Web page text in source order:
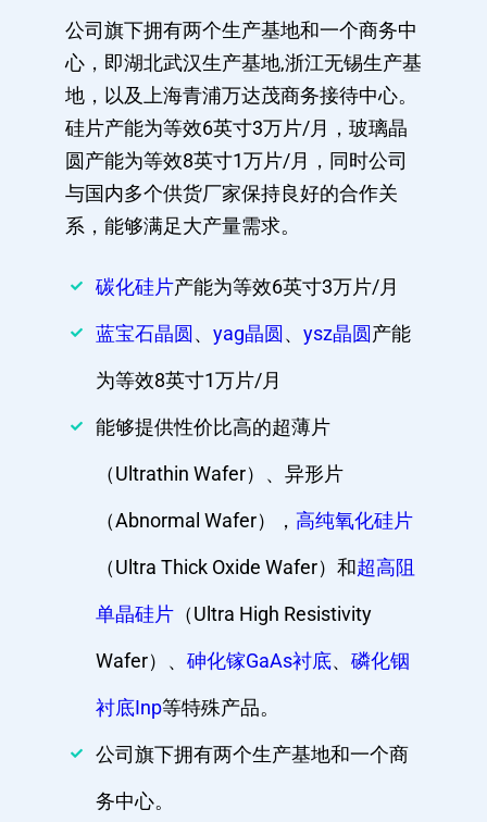
公司旗下拥有两个生产基地和一个商务中
心，即湖北武汉生产基地,浙江无锡生产基
地，以及上海青浦万达茂商务接待中心。
硅片产能为等效6英寸3万片/月，玻璃晶
圆产能为等效8英寸1万片/月，同时公司
与国内多个供货厂家保持良好的合作关
系，能够满足大产量需求。
碳化硅片产能为等效6英寸3万片/月
蓝宝石晶圆 、 yag晶圆 、 ysz晶圆 产能
为等效8英寸1万片/月
能够提供性价比高的超薄片
（Ultrathin Wafer）、异形片
（Abnormal Wafer）， 高纯氧化硅片
（Ultra Thick Oxide Wafer）和超高阻
单晶硅片 （Ultra High Resistivity
Wafer）、 砷化镓GaAs衬底、 磷化铟
衬底Inp等特殊产品。
公司旗下拥有两个生产基地和一个商
务中心。